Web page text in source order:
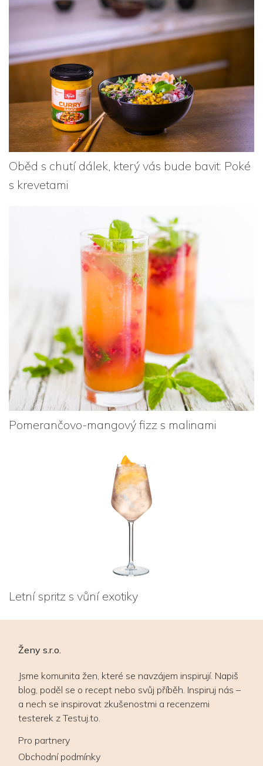
Oběd s chutí dálek, který vás bude bavit: Poké
s krevetami
Pomerančovo-mangový fizz s malinami
Letní spritz s vůní exotiky
Ženy s.r.o.
Jsme komunita žen, které se navzájem inspirují. Napiš
blog, poděl se o recept nebo svůj příběh. Inspiruj nás –
a nech se inspirovat zkušenostmi a recenzemi
testerek z Testuj.to.
Pro partnery
Obchodní podmínky